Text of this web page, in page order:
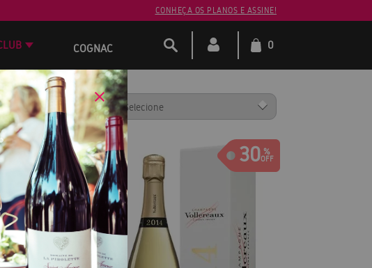
CONHEÇA OS PLANOS E ASSINE!
COGNAC 0
ORDENAR POR:
30 30